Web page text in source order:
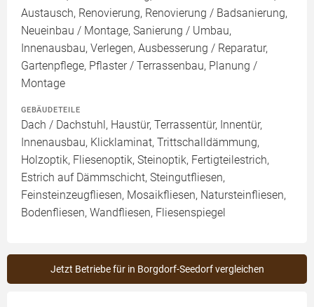
Austausch, Renovierung, Renovierung / Badsanierung,
Neueinbau / Montage, Sanierung / Umbau,
Innenausbau, Verlegen, Ausbesserung / Reparatur,
Gartenpflege, Pflaster / Terrassenbau, Planung /
Montage
GEBÄUDETEILE
Dach / Dachstuhl, Haustür, Terrassentür, Innentür,
Innenausbau, Klicklaminat, Trittschalldämmung,
Holzoptik, Fliesenoptik, Steinoptik, Fertigteilestrich,
Estrich auf Dämmschicht, Steingutfliesen,
Feinsteinzeugfliesen, Mosaikfliesen, Natursteinfliesen,
Bodenfliesen, Wandfliesen, Fliesenspiegel
Jetzt Betriebe für in Borgdorf-Seedorf vergleichen